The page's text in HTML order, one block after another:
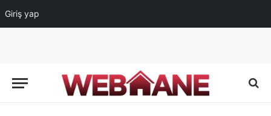
Giriş yap